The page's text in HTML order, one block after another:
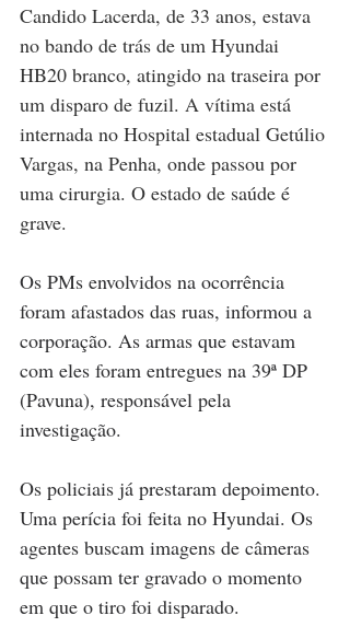
Candido Lacerda, de 33 anos, estava
no bando de trás de um Hyundai
HB20 branco, atingido na traseira por
um disparo de fuzil. A vítima está
internada no Hospital estadual Getúlio
Vargas, na Penha, onde passou por
uma cirurgia. O estado de saúde é
grave.
Os PMs envolvidos na ocorrência
foram afastados das ruas, informou a
corporação. As armas que estavam
com eles foram entregues na 39ª DP
(Pavuna), responsável pela
investigação.
Os policiais já prestaram depoimento.
Uma perícia foi feita no Hyundai. Os
agentes buscam imagens de câmeras
que possam ter gravado o momento
em que o tiro foi disparado.